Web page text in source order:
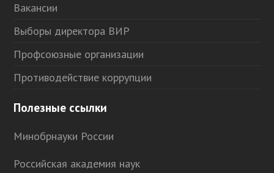
Вакансии
Выборы директора ВИР
Профсоюзные организации
Противодействие коррупции
Полезные ссылки
Минобрнауки России
Российская академия наук